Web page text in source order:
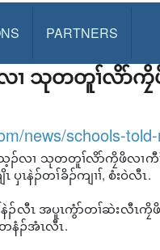
PARTNERS
သုတတူၢ်လိာ်ကၠိ
news/schools-
ၣ်လၢ သုတတူၢ်လိာ်ကၠိဖိလၢ
ၤနဲၣ်တၢ်ခိၣ်ကျၢၢ်, စံးဝဲလီၤ.
ၣ်လီၤ အပူၤကွံာ်တၢ်ဆဲးလီၤ
နံၣ်အံၤလီၤ.